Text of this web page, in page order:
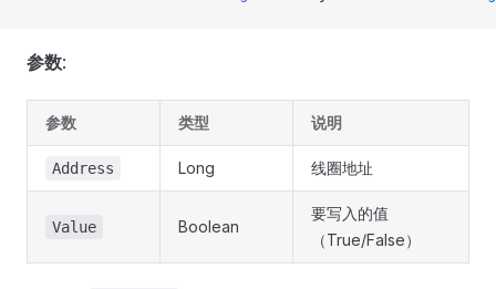
参数:
参数 类型 说明
Address Long 线圈地址
Value Boolean
要写入的值
（True/False）